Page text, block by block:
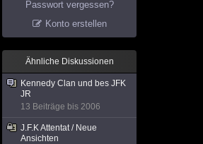
Passwort vergessen?
Konto erstellen
Ähnliche Diskussionen
Kennedy Clan und bes JFK
JR
13 Beiträge bis 2006
J.F.K Attentat / Neue
Ansichten